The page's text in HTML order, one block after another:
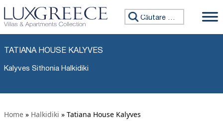
Caută:
TATIANA HOUSE KALYVES
Kalyves Sithonia Halkidiki
Home » Halkidiki » Tatiana House Kalyves